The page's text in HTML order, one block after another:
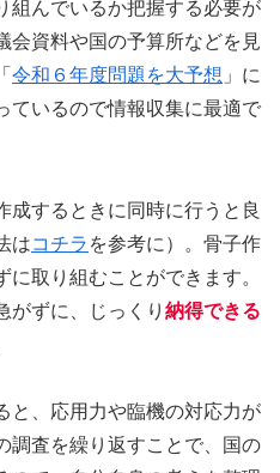
組んでいるか把握する必要が
会資料や国の予算所などを見
令和６年度問題を大予想 」に
ているので情報収集に最適で
成するときに同時に行うと良
はコチラ を参考に）。骨子作
取り組むことができます。
がずに、じっくり 納得できる
と、応用力や臨機の対応力が
調査を繰り返すことで、国の